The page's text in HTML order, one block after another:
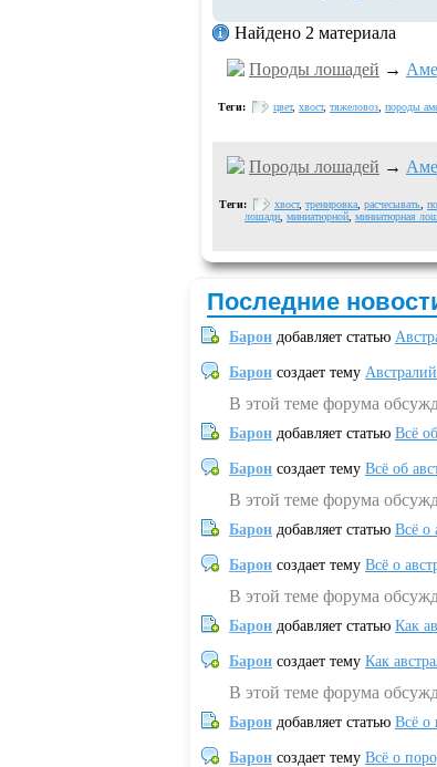
Найдено 2 материала
Породы лошадей →
Теги: цвет, хвост, тяжеловоз породы
Породы лошадей →
Теги: хвост, тренировка расчесывать
лошади миниатюрной миниатюрная
Последние
Барон добавляет статью
Барон создает тему
В этой теме форума
Барон добавляет статью Всё
Барон создает тему Всё об
В этой теме форума
Барон добавляет статью Всё о
Барон создает тему Всё о
В этой теме форума
Барон добавляет статью Как
Барон создает тему Как
В этой теме форума
Барон добавляет статью Всё о
Барон создает тему Всё о